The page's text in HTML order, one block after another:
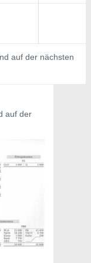
auf der nächsten
auf der